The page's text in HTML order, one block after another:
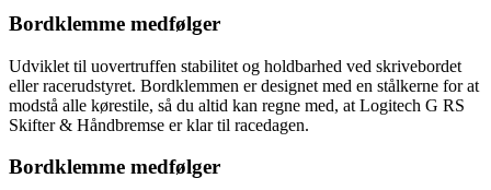
Bordklemme medfølger
Udviklet til uovertruffen stabilitet og holdbarhed ved skrivebordet
eller racerudstyret. Bordklemmen er designet med en stålkerne for at
modstå alle kørestile, så du altid kan regne med, at Logitech G RS
Skifter & Håndbremse er klar til racedagen.
Bordklemme medfølger